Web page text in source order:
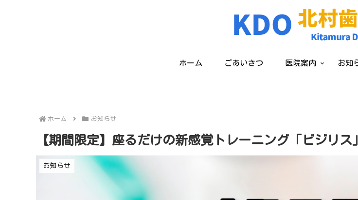
ホーム ごあいさつ 医院案内 お知
ホーム お知らせ
【期間限定】座るだけの新感覚トレーニング「ビジリ
お知らせ